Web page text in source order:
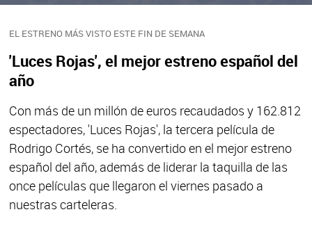
EL ESTRENO MÁS VISTO ESTE FIN DE SEMANA
'Luces Rojas', el mejor estreno español del
año
Con más de un millón de euros recaudados y 162.812
espectadores, 'Luces Rojas', la tercera película de
Rodrigo Cortés, se ha convertido en el mejor estreno
español del año, además de liderar la taquilla de las
once películas que llegaron el viernes pasado a
nuestras carteleras.